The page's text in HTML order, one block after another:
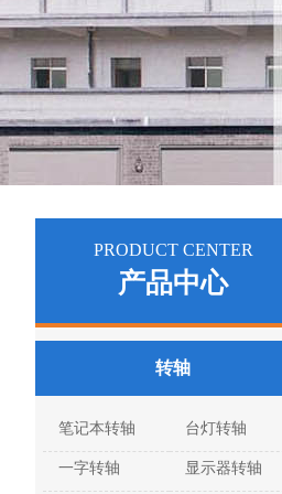
式服务官网 团队
核心理念
工厂环境
合作流程
转轴定制
PRODUCT CENTER
产品中心
转轴
笔记本转轴 台灯转轴
一字转轴 显示器转轴